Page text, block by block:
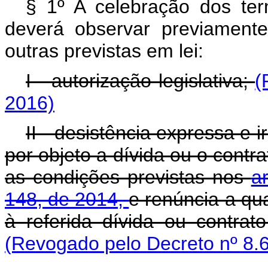
§ 1º A celebração dos
deverá observar
outras previstas em lei:
I - autorização legislativa;
2016)
II - desistência expressa e
por objeto a dívida ou o
as condições previstas nos
148, de 2014,e renúncia a
à referida dívida ou
(Revogado pelo Decreto nº